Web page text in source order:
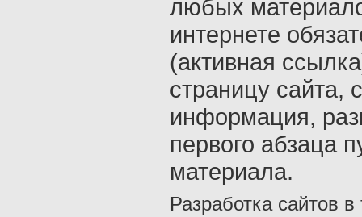
любых
интернете
(активная
страницу сайта,
информация,
первого абзаца
материала.
Разработка сайтов в